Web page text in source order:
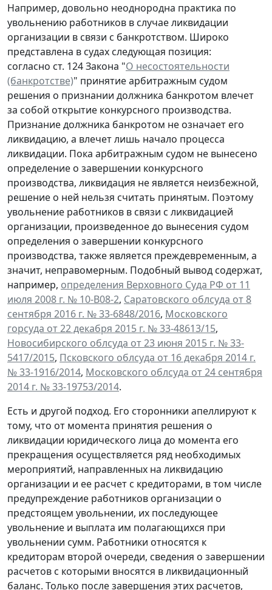
Например, довольно неоднородна практика по
увольнению работников в случае ликвидации
организации в связи с банкротством. Широко
представлена в судах следующая позиция:
согласно ст. 124 Закона "О несостоятельности
(банкротстве)" принятие арбитражным судом
решения о признании должника банкротом влечет
за собой открытие конкурсного производства.
Признание должника банкротом не означает его
ликвидацию, а влечет лишь начало процесса
ликвидации. Пока арбитражным судом не вынесено
определение о завершении конкурсного
производства, ликвидация не является неизбежной,
решение о ней нельзя считать принятым. Поэтому
увольнение работников в связи с ликвидацией
организации, произведенное до вынесения судом
определения о завершении конкурсного
производства, также является преждевременным, а
значит, неправомерным. Подобный вывод содержат,
например, определения Верховного Суда РФ от 11
июля 2008 г. № 10-В08-2, Саратовского облсуда от 8
сентября 2016 г. № 33-6848/2016, Московского
горсуда от 22 декабря 2015 г. № 33-48613/15,
Новосибирского облсуда от 23 июня 2015 г. № 33-
5417/2015, Псковского облсуда от 16 декабря 2014 г.
№ 33-1916/2014, Московского облсуда от 24 сентября
2014 г. № 33-19753/2014.
Есть и другой подход. Его сторонники апеллируют к
тому, что от момента принятия решения о
ликвидации юридического лица до момента его
прекращения осуществляется ряд необходимых
мероприятий, направленных на ликвидацию
организации и ее расчет с кредиторами, в том числе
предупреждение работников организации о
предстоящем увольнении, их последующее
увольнение и выплата им полагающихся при
увольнении сумм. Работники относятся к
кредиторам второй очереди, сведения о завершении
расчетов с которыми вносятся в ликвидационный
баланс. Только после завершения этих расчетов,